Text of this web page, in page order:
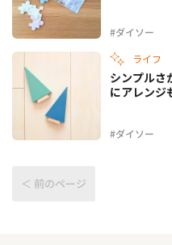
#ダイソー
ライフ
#ダイソー
シンプル
にアレンジ
＜ 前のページ